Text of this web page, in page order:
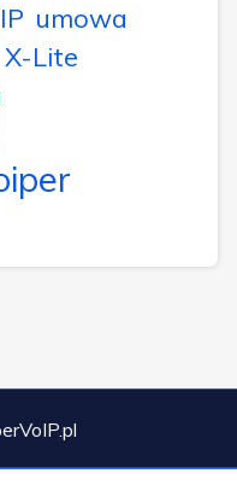
umowa
X-Lite